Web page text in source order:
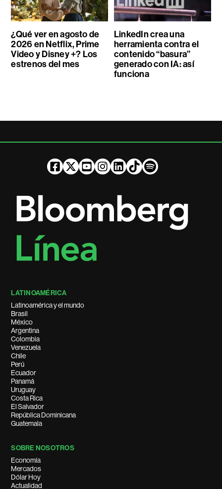
¿Qué ver en agosto de
2026 en Netflix, Prime
Video y Disney +? Los
estrenos del mes
LinkedIn crea una
herramienta contra el
contenido “basura”
generado con IA: así
funciona
LATINOAMÉRICA
Latinoamérica y el mundo
Brasil
México
Argentina
Colombia
Venezuela
Chile
Perú
Ecuador
Panamá
Uruguay
Costa Rica
El Salvador
República Dominicana
Guatemala
SOBRE NOSOTROS
Economía
Mercados
Dólar Hoy
Actualidad